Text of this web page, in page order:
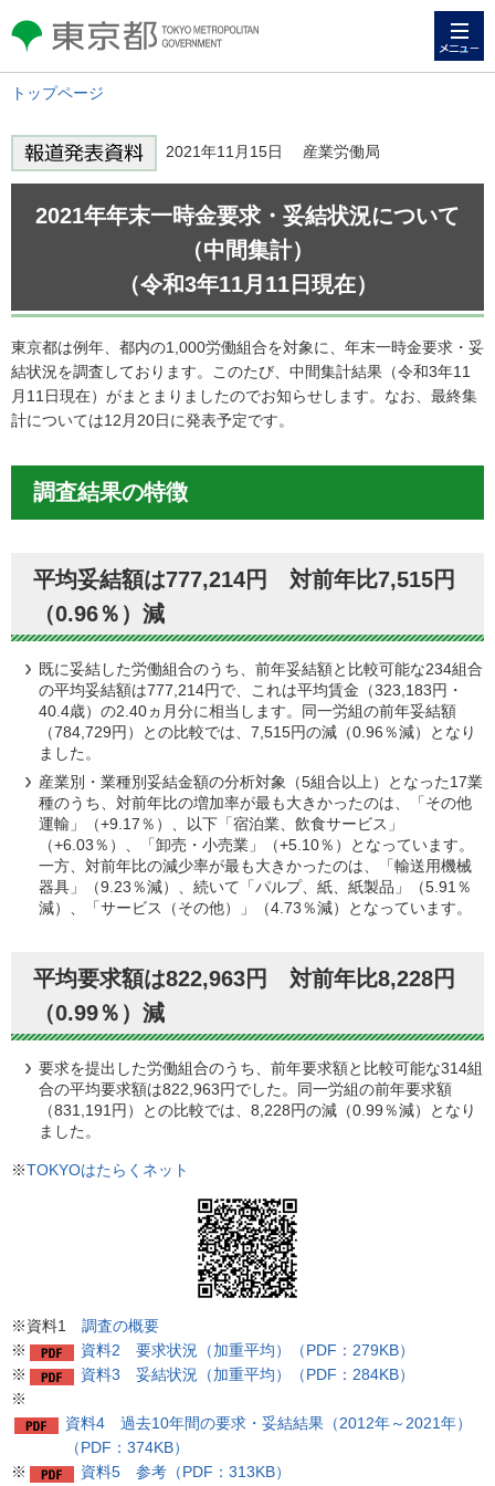
東京都 TOKYO METROPOLITAN
GOVERNMENT
トップページ
2021年11月15日 産業労働局
2021年年末一時金要求・妥結状況について
（中間集計）
（令和3年11月11日現在）
東京都は例年、都内の1,000労働組合を対象に、年末一時金要求・妥
結状況を調査しております。このたび、中間集計結果（令和3年11
月11日現在）がまとまりましたのでお知らせします。なお、最終集
計については12月20日に発表予定です。
調査結果の特徴
平均妥結額は777,214円 対前年比7,515円
（0.96％）減
既に妥結した労働組合のうち、前年妥結額と比較可能な234組合
の平均妥結額は777,214円で、これは平均賃金（323,183円・
40.4歳）の2.40ヵ月分に相当します。同一労組の前年妥結額
（784,729円）との比較では、7,515円の減（0.96％減）となり
ました。
産業別・業種別妥結金額の分析対象（5組合以上）となった17業
種のうち、対前年比の増加率が最も大きかったのは、「その他
運輸」（+9.17％）、以下「宿泊業、飲食サービス」
（+6.03％）、「卸売・小売業」（+5.10％）となっています。
一方、対前年比の減少率が最も大きかったのは、「輸送用機械
器具」（9.23％減）、続いて「パルプ、紙、紙製品」（5.91％
減）、「サービス（その他）」（4.73％減）となっています。
平均要求額は822,963円 対前年比8,228円
（0.99％）減
要求を提出した労働組合のうち、前年要求額と比較可能な314組
合の平均要求額は822,963円でした。同一労組の前年要求額
（831,191円）との比較では、8,228円の減（0.99％減）となり
ました。
※TOKYOはたらくネット
※資料1 調査の概要
※
資料2 要求状況（加重平均）（PDF：279KB）
※
資料3 妥結状況（加重平均）（PDF：284KB）
※
資料4 過去10年間の要求・妥結結果（2012年～2021年）
（PDF：374KB）
※
資料5 参考（PDF：313KB）